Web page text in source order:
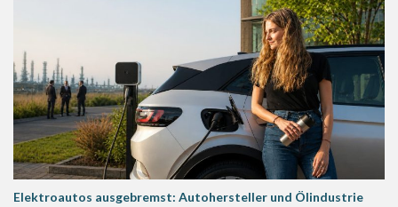
Elektroautos ausgebremst: Autohersteller und Ölindustrie